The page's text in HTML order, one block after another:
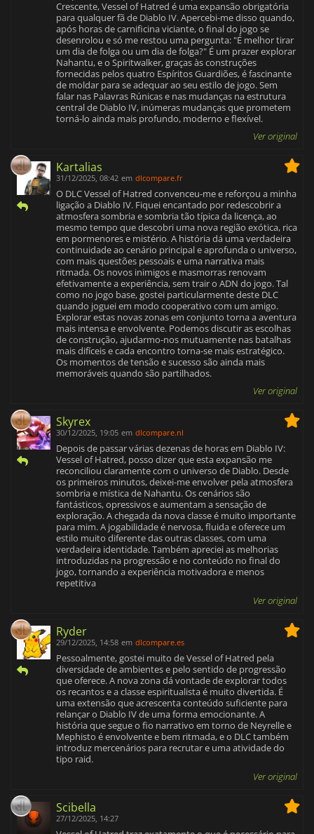
Crescente, Vessel of Hatred é uma expansão obrigatória
para qualquer fã de Diablo IV. Apercebi-me disso quando,
após horas de carnificina viciante, o final do jogo se
desenrolou e só me restou uma pergunta: "É melhor tirar
um dia de folga ou um dia de folga?" É um prazer explorar
Nahantu, e o Spiritwalker, graças às construções
fornecidas pelos quatro Espíritos Guardiões, é fascinante
de moldar para se adequar ao seu estilo de jogo. Sem
falar nas Palavras Rúnicas e nas mudanças na estrutura
central de Diablo IV, inúmeras mudanças que prometem
torná-lo ainda mais profundo, moderno e flexível.
Ver original
Kartalias
31/12/2025, 08:42 em dlcompare.fr
O DLC Vessel of Hatred convenceu-me e reforçou a minha
ligação a Diablo IV. Fiquei encantado por redescobrir a
atmosfera sombria e sombria tão típica da licença, ao
mesmo tempo que descobri uma nova região exótica, rica
em pormenores e mistério. A história dá uma verdadeira
continuidade ao cenário principal e aprofunda o universo,
com mais questões pessoais e uma narrativa mais
ritmada. Os novos inimigos e masmorras renovam
efetivamente a experiência, sem trair o ADN do jogo. Tal
como no jogo base, gostei particularmente deste DLC
quando joguei em modo cooperativo com um amigo.
Explorar estas novas zonas em conjunto torna a aventura
mais intensa e envolvente. Podemos discutir as escolhas
de construção, ajudarmo-nos mutuamente nas batalhas
mais difíceis e cada encontro torna-se mais estratégico.
Os momentos de tensão e sucesso são ainda mais
memoráveis quando são partilhados.
Ver original
Skyrex
30/12/2025, 19:05 em dlcompare.nl
Depois de passar várias dezenas de horas em Diablo IV:
Vessel of Hatred, posso dizer que esta expansão me
reconciliou claramente com o universo de Diablo. Desde
os primeiros minutos, deixei-me envolver pela atmosfera
sombria e mística de Nahantu. Os cenários são
fantásticos, opressivos e aumentam a sensação de
exploração. A chegada da nova classe é muito importante
para mim. A jogabilidade é nervosa, fluida e oferece um
estilo muito diferente das outras classes, com uma
verdadeira identidade. Também apreciei as melhorias
introduzidas na progressão e no conteúdo no final do
jogo, tornando a experiência motivadora e menos
repetitiva
Ver original
Ryder
29/12/2025, 14:58 em dlcompare.es
Pessoalmente, gostei muito de Vessel of Hatred pela
diversidade de ambientes e pelo sentido de progressão
que oferece. A nova zona dá vontade de explorar todos
os recantos e a classe espiritualista é muito divertida. É
uma extensão que acrescenta conteúdo suficiente para
relançar o Diablo IV de uma forma emocionante. A
história que segue o fio narrativo em torno de Neyrelle e
Mephisto é envolvente e bem ritmada, e o DLC também
introduz mercenários para recrutar e uma atividade do
tipo raid.
Ver original
Scibella
27/12/2025, 14:27